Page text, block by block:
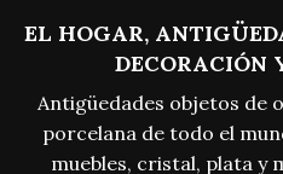
EL HOGAR,
DECORACIÓN
Antigüedades objetos de
porcelana de todo el
muebles, cristal, plata y